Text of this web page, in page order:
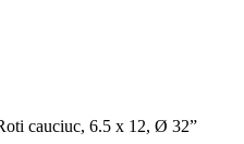
cauciuc, 6.5 x 12, Ø 32”